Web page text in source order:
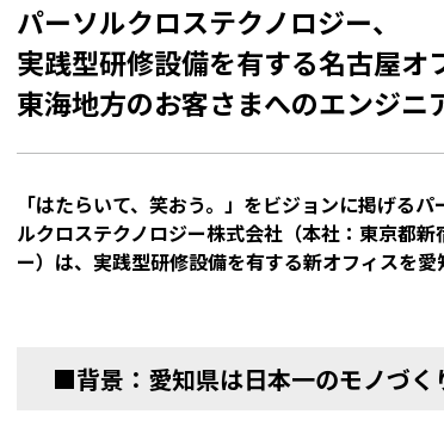
パーソルクロステクノロジー、
実践型研修設備を有する名古屋オ
東海地方のお客さまへのエンジ
「はたらいて、笑おう。」をビジョンに掲げる
ルクロステクノロジー株式会社（本社：東京都
ー）は、実践型研修設備を有する新オフィスを
■背景：愛知県は日本一のモノづく